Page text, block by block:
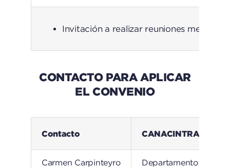
Invitación a realizar reuniones
CONTACTO PARA APLICAR
EL CONVENIO
Contacto CANACINTRA León
Carmen Carpinteyro Departamento de